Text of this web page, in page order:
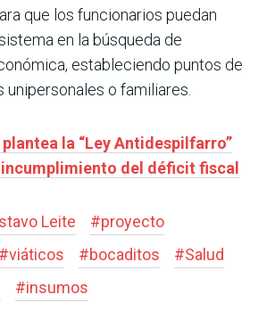
que los funcionarios puedan
en la búsqueda de
estableciendo puntos de
o familiares.
la “Ley Antidespilfarro”
del déficit fiscal
Leite #proyecto
#viáticos #bocaditos #Salud
#insumos